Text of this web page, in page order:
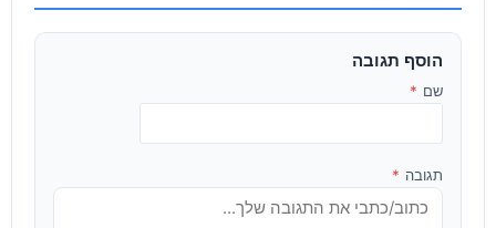
הוסף תגובה
שם *
תגובה *